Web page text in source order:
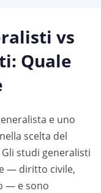
vs
Quale
e uno
scelta del
studi generalisti
— diritto civile,
— e sono